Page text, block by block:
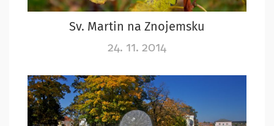
Sv. Martin na Znojemsku
24. 11. 2014